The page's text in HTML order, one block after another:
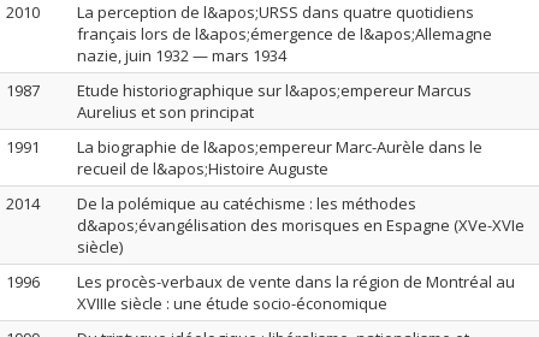
2010
La perception de l&apos;URSS dans quatre quotidiens
français lors de l&apos;émergence de l&apos;Allemagne
nazie, juin 1932 — mars 1934
1987
Etude historiographique sur l&apos;empereur Marcus
Aurelius et son principat
1991
La biographie de l&apos;empereur Marc-Aurèle dans le
recueil de l&apos;Histoire Auguste
2014
De la polémique au catéchisme : les méthodes
d&apos;évangélisation des morisques en Espagne (XVe-XVIe
siècle)
1996
Les procès-verbaux de vente dans la région de Montréal au
XVIIIe siècle : une étude socio-économique